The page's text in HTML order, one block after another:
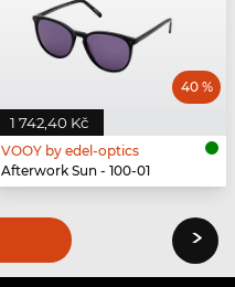
1 742,40 Kč
40 %
VOOY by edel-optics
Afterwork Sun - 100-01
›